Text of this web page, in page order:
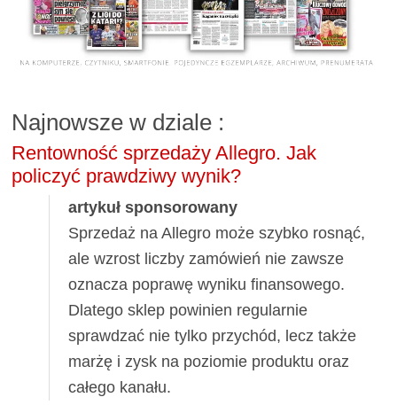
Najnowsze w dziale :
Rentowność sprzedaży Allegro. Jak
policzyć prawdziwy wynik?
artykuł sponsorowany
Sprzedaż na Allegro może szybko rosnąć,
ale wzrost liczby zamówień nie zawsze
oznacza poprawę wyniku finansowego.
Dlatego sklep powinien regularnie
sprawdzać nie tylko przychód, lecz także
marżę i zysk na poziomie produktu oraz
całego kanału.